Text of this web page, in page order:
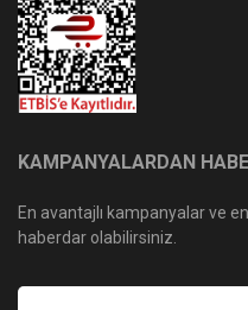
KAMPANYALARDAN
En avantajlı kampanyalar ve
haberdar olabilirsiniz.